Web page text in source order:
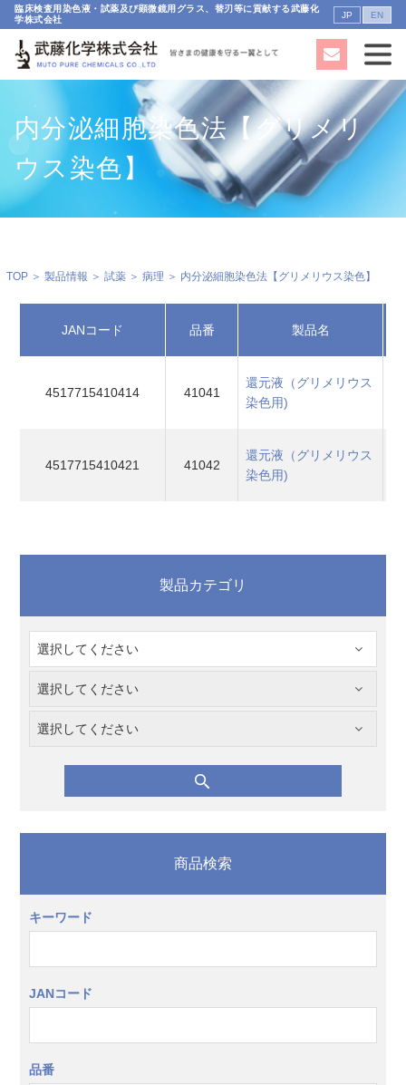
臨床検査用染色液・試薬及び顕微鏡用グラス、替刃等に貢献する武藤化
学株式会社
JP EN
内分泌細胞染色法【グリメリ
ウス染色】
TOP＞ 製品情報 ＞ 試薬＞ 病理 ＞ 内分泌細胞染色法【グリメリウス染色】
JANコード 品番 製品名
4517715410414 41041
還元液（グリメリウス
染色用)
4517715410421 41042
還元液（グリメリウス
染色用)
製品カテゴリ
商品検索
キーワード
JANコード
品番